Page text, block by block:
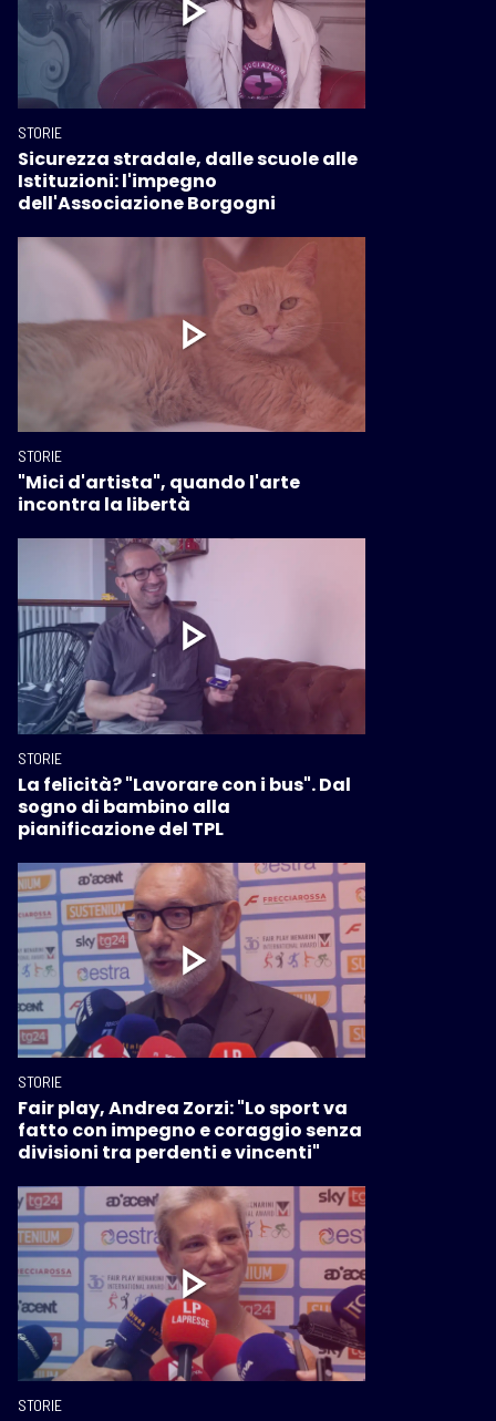
STORIE
Sicurezza stradale, dalle scuole alle
Istituzioni: l'impegno
dell'Associazione Borgogni
STORIE
"Mici d'artista", quando l'arte
incontra la libertà
STORIE
La felicità? "Lavorare con i bus". Dal
sogno di bambino alla
pianificazione del TPL
STORIE
Fair play, Andrea Zorzi: "Lo sport va
fatto con impegno e coraggio senza
divisioni tra perdenti e vincenti"
STORIE